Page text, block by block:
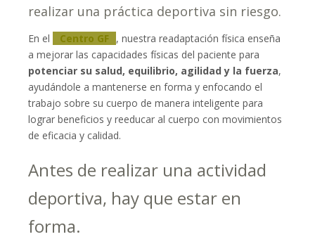
realizar una práctica deportiva sin riesgo.
En el Centro GF , nuestra readaptación física enseña
a mejorar las capacidades físicas del paciente para
potenciar su salud, equilibrio, agilidad y la fuerza,
ayudándole a mantenerse en forma y enfocando el
trabajo sobre su cuerpo de manera inteligente para
lograr beneficios y reeducar al cuerpo con movimientos
de eficacia y calidad.
Antes de realizar una actividad
deportiva, hay que estar en
forma.